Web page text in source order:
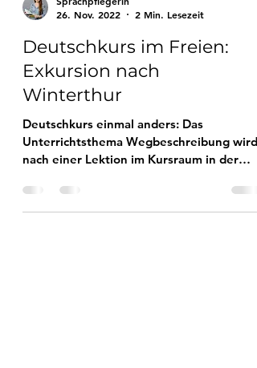
26. Nov. 2022
2 Min. Lesezeit
Deutschkurs im Freien:
Exkursion nach
Winterthur
Deutschkurs einmal anders: Das
nach einer Lektion im Kursraum in der
Altstadt von Winterthur geübt.